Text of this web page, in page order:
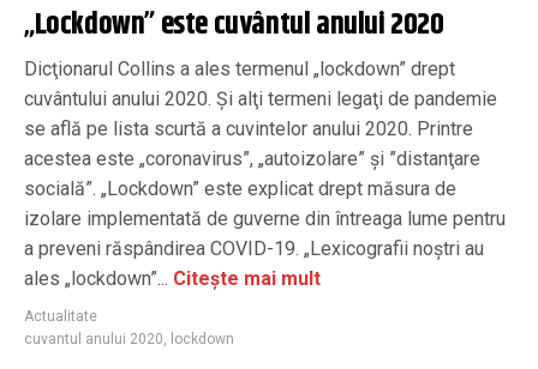
„Lockdown” este cuvântul anului 2020
Dicţionarul Collins a ales termenul „lockdown” drept
cuvântului anului 2020. Şi alţi termeni legaţi de pandemie
se află pe lista scurtă a cuvintelor anului 2020. Printre
acestea este „coronavirus”, „autoizolare” şi ”distanţare
socială”. „Lockdown” este explicat drept măsura de
izolare implementată de guverne din întreaga lume pentru
a preveni răspândirea COVID-19. „Lexicografii noştri au
ales „lockdown”... Citește mai mult
Actualitate
cuvantul anului 2020, lockdown